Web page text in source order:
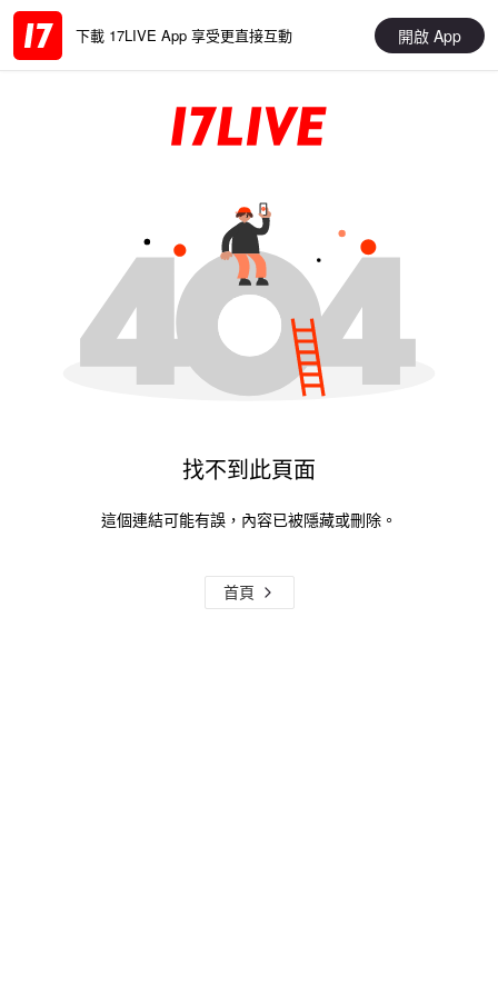
下載 17LIVE App 享受更直接互動 開啟 App
找不到此頁面
這個連結可能有誤，內容已被隱藏或刪除。
首頁